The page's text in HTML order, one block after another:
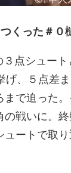
くった＃０
点シュー
、５点差
で迫った
戦いに。
ートで取